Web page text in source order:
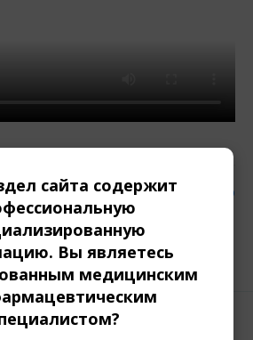
Вернуться на главную
сайта содержит
Вы являетесь
медицинским